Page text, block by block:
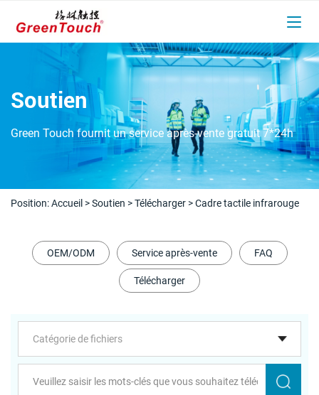
Soutien
Green Touch fournit un service après-vente gratuit 7*24h
Position:Accueil >Soutien >Télécharger >Cadre tactile infrarouge
OEM/ODM Service après-vente FAQ
Télécharger